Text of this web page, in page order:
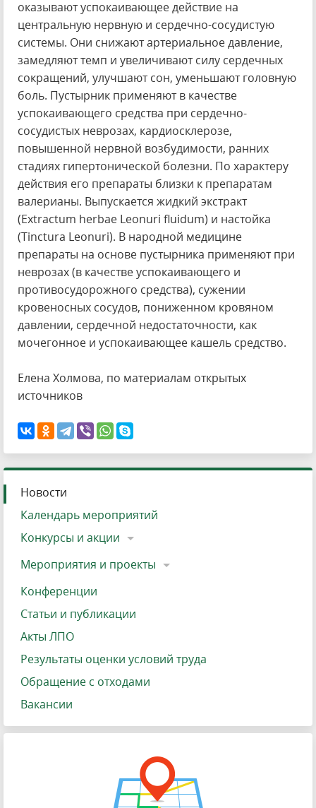
оказывают успокаивающее действие на
центральную нервную и сердечно-сосудистую
системы. Они снижают артериальное давление,
замедляют темп и увеличивают силу сердечных
сокращений, улучшают сон, уменьшают головную
боль. Пустырник применяют в качестве
успокаивающего средства при сердечно-
сосудистых неврозах, кардиосклерозе,
повышенной нервной возбудимости, ранних
стадиях гипертонической болезни. По характеру
действия его препараты близки к препаратам
валерианы. Выпускается жидкий экстракт
(Extractum herbae Leonuri fluidum) и настойка
(Tinctura Leonuri). В народной медицине
препараты на основе пустырника применяют при
неврозах (в качестве успокаивающего и
противосудорожного средства), сужении
кровеносных сосудов, пониженном кровяном
давлении, сердечной недостаточности, как
мочегонное и успокаивающее кашель средство.
Елена Холмова, по материалам открытых
источников
Новости
Календарь мероприятий
Конкурсы и акции
Мероприятия и проекты
Конференции
Статьи и публикации
Акты ЛПО
Результаты оценки условий труда
Обращение с отходами
Вакансии